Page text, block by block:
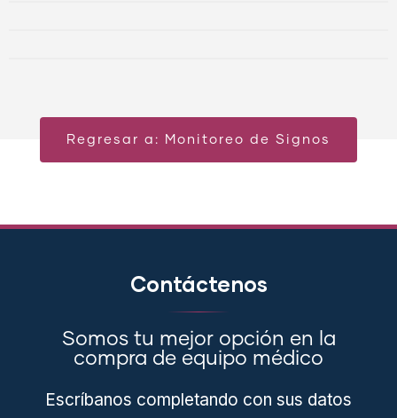
Regresar a: Monitoreo de Signos
Contáctenos
Somos tu mejor opción en la
compra de equipo médico
Escríbanos completando con sus datos